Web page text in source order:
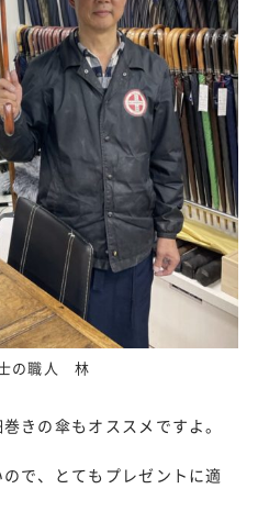
の職人 林
きの傘もオススメですよ。
で、とてもプレゼントに適